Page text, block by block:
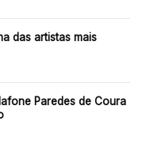
das artistas mais
Paredes de Coura